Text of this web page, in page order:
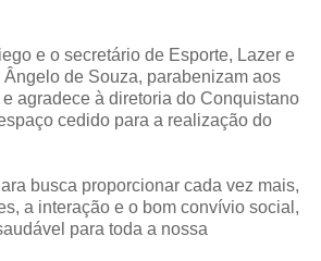
e o secretário de Esporte, Lazer e
de Souza, parabenizam aos
agradece à diretoria do Conquistano
cedido para a realização do
busca proporcionar cada vez mais,
a interação e o bom convívio social,
para toda a nossa